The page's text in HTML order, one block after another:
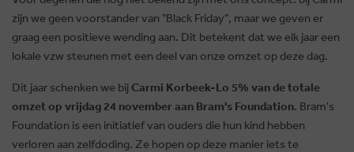
zijn we geen voorstander van "Black Friday", maar we geven er
graag een positieve wending aan. Dit betekent dat we elk jaar een
lokale vzw steunen met een deel van onze omzet op deze dag.
Dit jaar schenken we bij Carmi Korbeek-Lo 5% van de totale
omzet op vrijdag 24 november aan Bram's Foundation. Bram's
Foundation is een initiatief van ouders die hun kind hebben
verloren aan zelfdoding. Ze hopen op deze manier iets te